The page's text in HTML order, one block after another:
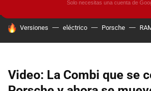
HOY SE HABLA DE
Versiones eléctrico Porsche
Video: La Combi que se
Solo necesitas una cuenta de